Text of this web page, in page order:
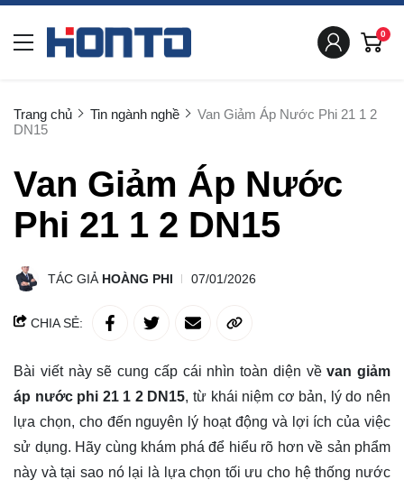
0
Trang chủ Tin ngành nghề
Van Giảm Áp Nước Phi 21 1 2
DN15
Van Giảm Áp Nước
Phi 21 1 2 DN15
TÁC GIẢ HOÀNG PHI 07/01/2026
CHIA SẺ:
Bài viết này sẽ cung cấp cái nhìn toàn diện vềvan giảm
áp nước phi 21 1 2 DN15, từ khái niệm cơ bản, lý do nên
lựa chọn, cho đến nguyên lý hoạt động và lợi ích của việc
sử dụng. Hãy cùng khám phá để hiểu rõ hơn về sản phẩm
này và tại sao nó lại là lựa chọn tối ưu cho hệ thống nước